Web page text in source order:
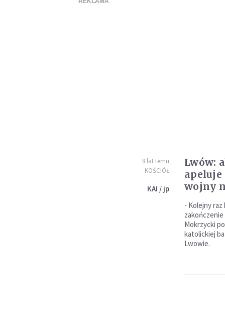
8 lat temu
KOŚCIÓŁ
KAI / jp
Lwów:
apeluje
wojny
- Kolejny
zakończenie
Mokrzycki
katolickiej
Lwowie.